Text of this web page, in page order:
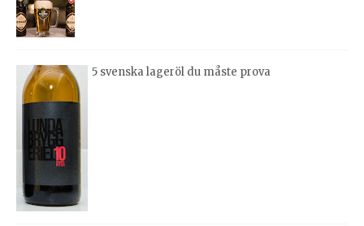
5 svenska lageröl du måste prova